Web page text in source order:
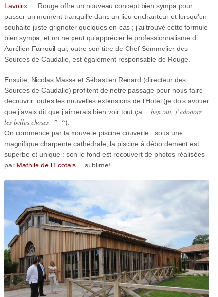
Lavoir« … Rouge offre un nouveau concept bien sympa pour
passer un moment tranquille dans un lieu enchanteur et lorsqu’on
souhaite juste grignoter quelques en-cas ; j’ai trouvé cette formule
bien sympa, et on ne peut qu’apprécier le professionnalisme d’
Aurélien Farrouil qui, outre son titre de Chef Sommelier des
Sources de Caudalie, est également responsable de Rouge.
Ensuite, Nicolas Masse et Sébastien Renard (directeur des
Sources de Caudalie) profitent de notre passage pour nous faire
découvrir toutes les nouvelles extensions de l’Hôtel (je dois avouer
que j’avais dit que j’aimerais bien voir tout ça… ben oui, j’adooore
les belles choses^_^).
On commence par la nouvelle piscine couverte : sous une
magnifique charpente cathédrale, la piscine à débordement est
superbe et unique : son le fond est recouvert de photos réalisées
par Mathile de l’Ecotais… sublime!